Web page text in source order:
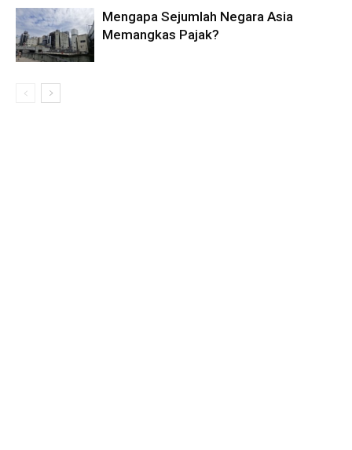
Mengapa Sejumlah Negara Asia
Memangkas Pajak?